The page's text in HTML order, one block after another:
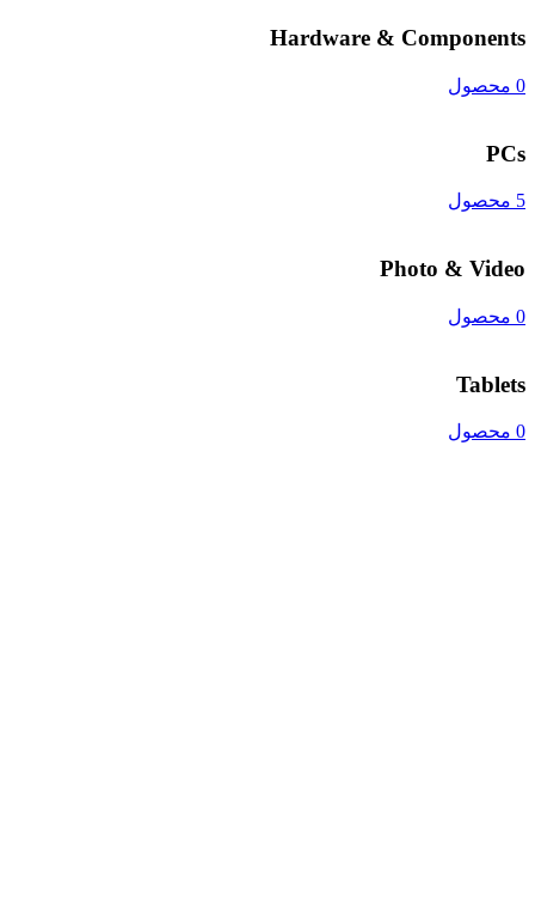
Hardware & Components
0 محصول
PCs
5 محصول
Photo & Video
0 محصول
Tablets
0 محصول